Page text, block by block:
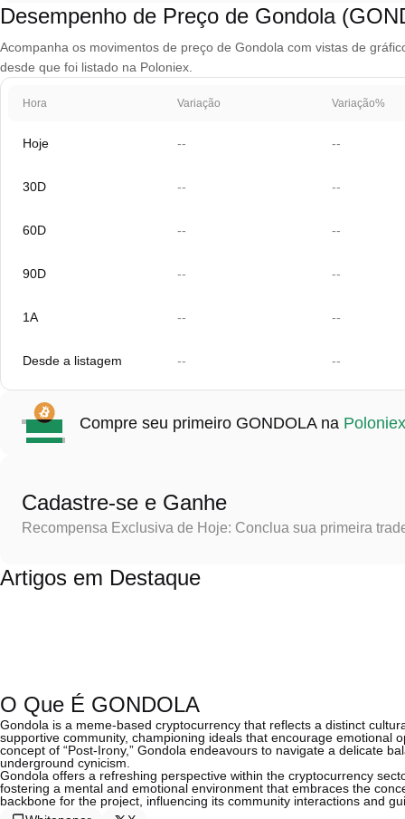
Desempenho de Preço de Gondola
Acompanha os movimentos de preço de Gondola com vistas de
desde que foi listado na Poloniex.
Hora Variação Variação%
Hoje -- --
30D -- --
60D -- --
90D -- --
1A -- --
Desde a listagem -- --
Compre seu primeiro GONDOLA na Poloniex
Cadastre-se e Ganhe
Recompensa Exclusiva de Hoje: Conclua sua primeira
Artigos em Destaque
O Que É GONDOLA
Gondola is a meme-based cryptocurrency that reflects a distinct
supportive community, championing ideals that encourage emotional
concept of “Post-Irony,” Gondola endeavours to navigate a delicate
underground cynicism.
Gondola offers a refreshing perspective within the cryptocurrency
fostering a mental and emotional environment that embraces the
backbone for the project, influencing its community interactions and